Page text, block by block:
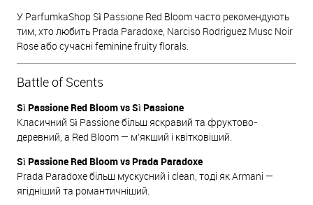
У ParfumkaShop Sì Passione Red Bloom часто рекомендують
тим, хто любить Prada Paradoxe, Narciso Rodriguez Musc Noir
Rose або сучасні feminine fruity florals.
Battle of Scents
Sì Passione Red Bloom vs Sì Passione
Класичний Sì Passione більш яскравий та фруктово-
деревний, а Red Bloom — м’якший і квітковіший.
Sì Passione Red Bloom vs Prada Paradoxe
Prada Paradoxe більш мускусний і clean, тоді як Armani —
ягідніший та романтичніший.